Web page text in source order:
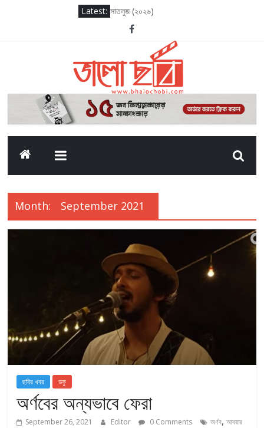
Latest: সাতলুজ (২০২৬)
আদর্শ বাল বিদ্যালয় (২০২৬)
সাকসেশন সিজন থ্রি
লগ আউট (২০২৫)
দ্য ওডিসি (২০২৬)
Month: September 2021
ছবির খবর ডকু
অর্ণবের অন্যভাবে ফেরা
September 26, 2021 Editor 0 Comments অর্ণব,আবরার